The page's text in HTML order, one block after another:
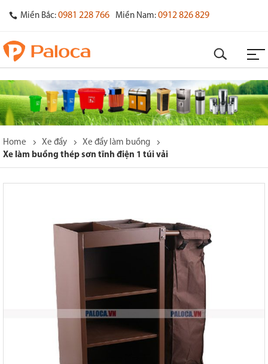
Miền Bắc: 0981 228 766 Miền Nam: 0912 826 829
Home Xe đẩy
Xe đẩy làm buồng
Xe làm buồng thép sơn tĩnh điện 1 túi vải